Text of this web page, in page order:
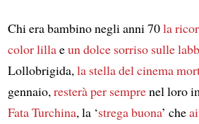
Chi era bambino negli anni 70la
color lillaeun dolce sorriso sulle
Lollobrigida,la stella del cinema
gennaio,resterà per semprenel loro
Fata Turchina, la ‘strega buona’ che